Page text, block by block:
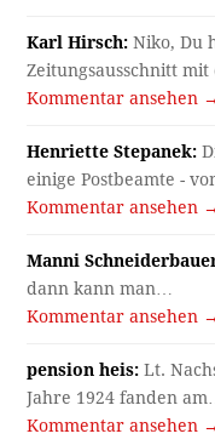
Karl Hirsch: Niko, Du
Zeitungsausschnitt mit
Kommentar ansehen →
Henriette Stepanek:
einige Postbeamte -
Kommentar ansehen →
Manni
dann kann man…
Kommentar ansehen →
pension heis: Lt.
Jahre 1924 fanden am…
Kommentar ansehen →